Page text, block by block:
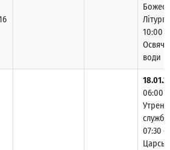
10:00 –
води
06:00 –
служба
07:30 –